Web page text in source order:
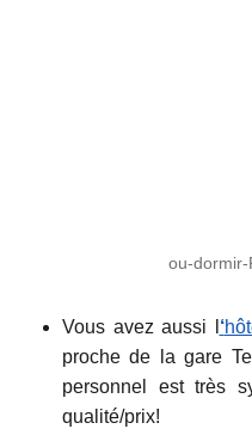
ou-
Vous avez aussi l ‘
proche de la gare
personnel est très
qualité/prix!